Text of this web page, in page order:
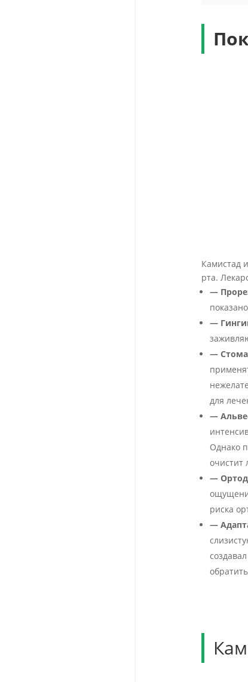
Камистад
рта.
—
—
—
для
—
Однако
очистит
—
риска
—